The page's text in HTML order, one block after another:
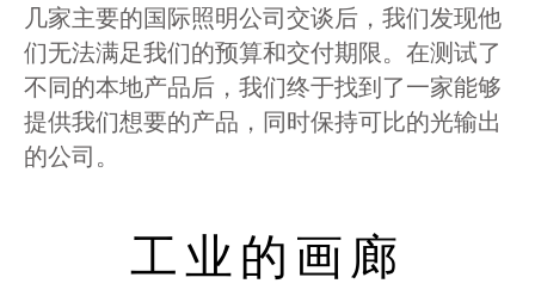
几家主要的国际照明公司交谈后，我们发现他
们无法满足我们的预算和交付期限。在测试了
不同的本地产品后，我们终于找到了一家能够
提供我们想要的产品，同时保持可比的光输出
的公司。
工业的画廊